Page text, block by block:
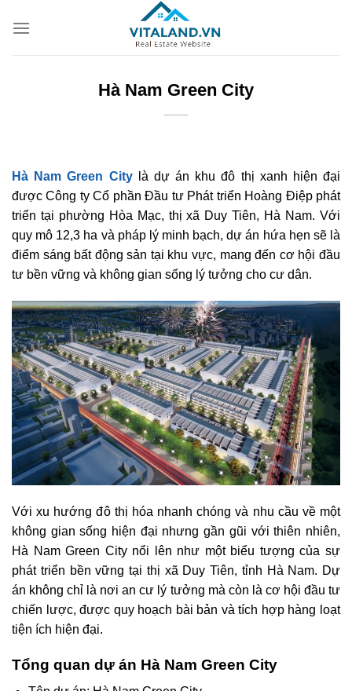
qua
Hà Nam Green City
Hà Nam Green Citylà dự án khu đô thị xanh hiện đại
được Công ty Cổ phần Đầu tư Phát triển Hoàng Điệp phát
triển tại phường Hòa Mạc, thị xã Duy Tiên, Hà Nam. Với
quy mô 12,3 ha và pháp lý minh bạch, dự án hứa hẹn sẽ là
điểm sáng bất động sản tại khu vực, mang đến cơ hội đầu
tư bền vững và không gian sống lý tưởng cho cư dân.
Với xu hướng đô thị hóa nhanh chóng và nhu cầu về một
không gian sống hiện đại nhưng gần gũi với thiên nhiên,
Hà Nam Green City nổi lên như một biểu tượng của sự
phát triển bền vững tại thị xã Duy Tiên, tỉnh Hà Nam. Dự
án không chỉ là nơi an cư lý tưởng mà còn là cơ hội đầu tư
chiến lược, được quy hoạch bài bản và tích hợp hàng loạt
tiện ích hiện đại.
Tổng quan dự án Hà Nam Green City